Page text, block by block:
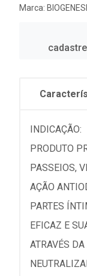
Marca:
INDICAÇÃO:
PRODUTO
PASSEIOS,
AÇÃO
PARTES
EFICAZ E
ATRAVÉS